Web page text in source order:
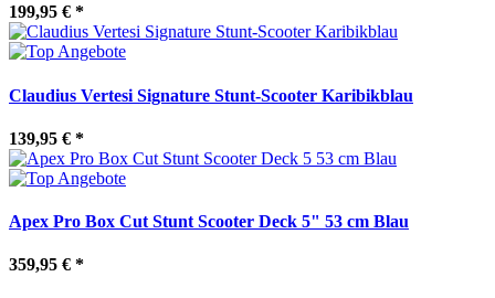
199,95 € *
Claudius Vertesi Signature Stunt-Scooter Karibikblau
139,95 € *
Apex Pro Box Cut Stunt Scooter Deck 5" 53 cm Blau
359,95 € *